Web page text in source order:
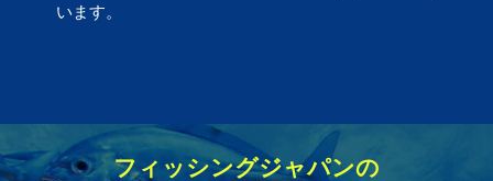
います。
フィッシングジャパンの